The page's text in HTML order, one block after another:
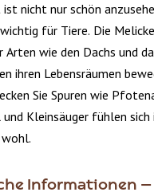
ist nicht nur schön
für Tiere. Die
Arten wie den Dachs und
ihren Lebensräumen
Sie Spuren wie
und Kleinsäuger fühlen
Informationen –